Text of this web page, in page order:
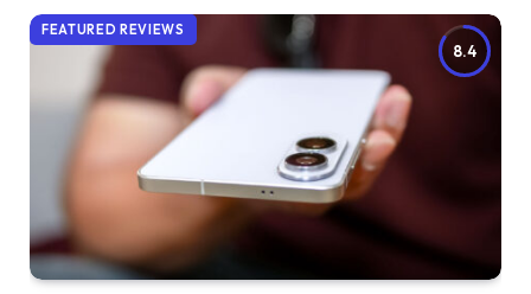
8.4
FEATURED REVIEWS